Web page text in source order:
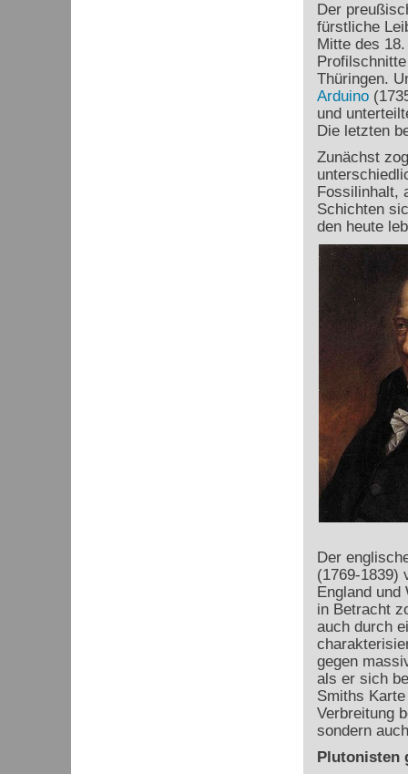
Der
fürstliche
Mitte des
Thüringen.
Arduino
und
Die letzten
Zunächst
Fossilinhalt,
Schichten
den heute
Der
(1769-1839)
England und
in Betracht
auch durch
gegen
als er sich
Smiths
Verbreitung
sondern
Plutonisten